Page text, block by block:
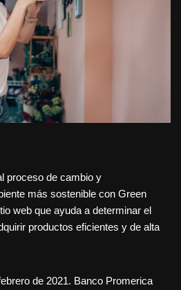
proceso de cambio y
más sostenible con Green
web que ayuda a determinar el
productos eficientes y de alta
de 2021. Banco Promerica